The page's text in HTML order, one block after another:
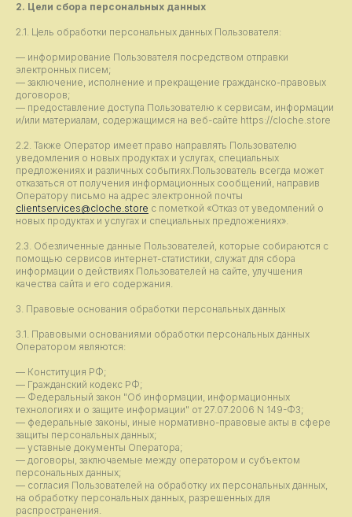
2. Цели сбора персональных данных
2.1. Цель обработки персональных данных Пользователя:
— информирование Пользователя посредством отправки
электронных писем;
— заключение, исполнение и прекращение гражданско-правовых
договоров;
— предоставление доступа Пользователю к сервисам, информации
и/или материалам, содержащимся на веб-сайте https://cloche.store
2.2. Также Оператор имеет право направлять Пользователю
уведомления о новых продуктах и услугах, специальных
предложениях и различных событиях.Пользователь всегда может
отказаться от получения информационных сообщений, направив
Оператору письмо на адрес электронной почты
clientservices@cloche.store с пометкой «Отказ от уведомлений о
новых продуктах и услугах и специальных предложениях».
2.3. Обезличенные данные Пользователей, которые собираются с
помощью сервисов интернет-статистики, служат для сбора
информации о действиях Пользователей на сайте, улучшения
качества сайта и его содержания.
3. Правовые основания обработки персональных данных
3.1. Правовыми основаниями обработки персональных данных
Оператором являются:
— Конституция РФ;
— Гражданский кодекс РФ;
— Федеральный закон "Об информации, информационных
технологиях и о защите информации" от 27.07.2006 N 149-ФЗ;
— федеральные законы, иные нормативно-правовые акты в сфере
защиты персональных данных;
— уставные документы Оператора;
— договоры, заключаемые между оператором и субъектом
персональных данных;
— согласия Пользователей на обработку их персональных данных,
на обработку персональных данных, разрешенных для
распространения.